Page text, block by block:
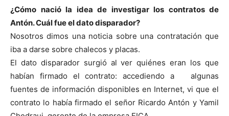
¿Cómo nació la idea de investigar los contratos de
Antón. Cuál fue el dato disparador?
Nosotros dimos una noticia sobre una contratación que
iba a darse sobre chalecos y placas.
El dato disparador surgió al ver quiénes eran los que
habían firmado el contrato: accediendo a algunas
fuentes de información disponibles en Internet, vi que el
contrato lo había firmado el señor Ricardo Antón y Yamil